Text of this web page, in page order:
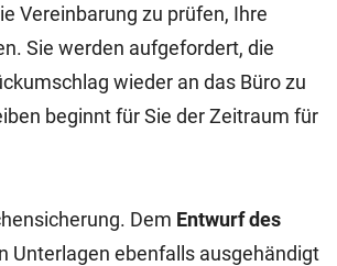
Vereinbarung zu prüfen, Ihre
Sie werden aufgefordert, die
wieder an das Büro zu
beginnt für Sie der Zeitraum für
Dem Entwurf des
Unterlagen ebenfalls ausgehändigt